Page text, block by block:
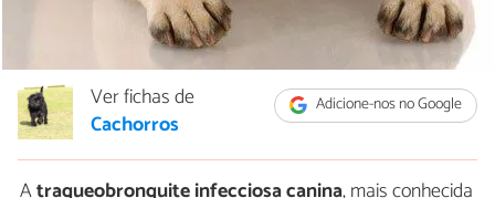
Adicione-nos no Google
Ver fichas de
Cachorros
Atraqueobronquite infecciosa canina, mais conhecida